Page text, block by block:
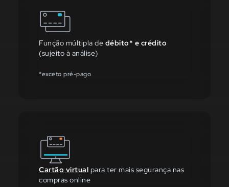
Função múltipla de débito* e crédito
(sujeito à análise)
*exceto pré-pago
Cartão virtual para ter mais segurança nas
compras online